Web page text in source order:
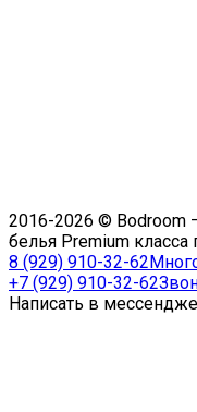
2016-2026 © Bodroom
белья Premium
8 (929) 910-32-62
+7 (929) 910-32-62
Написать в